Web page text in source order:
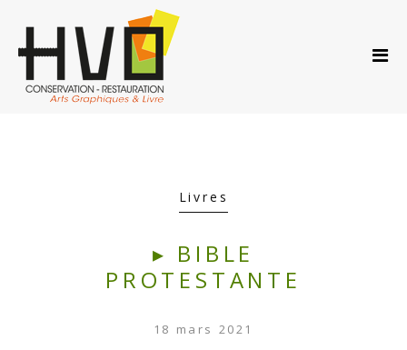
A PROPOS…
PRESTATIONS
BLOG
UPDATES
Livres
▸ BIBLE
PROTESTANTE
18 mars 2021